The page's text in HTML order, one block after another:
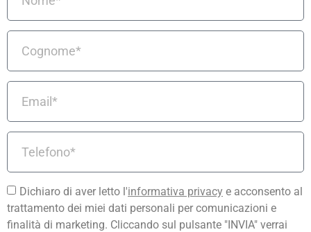
Dichiaro di aver letto l'informativa privacy e acconsento al
trattamento dei miei dati personali per comunicazioni e
finalità di marketing. Cliccando sul pulsante "INVIA" verrai